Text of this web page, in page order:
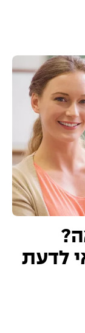
לדעת